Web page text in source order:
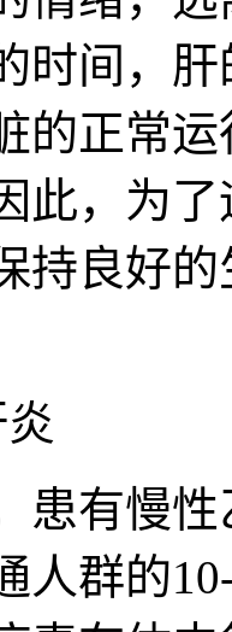
时间，
的正常
此，为
持良好
有慢性
人群的